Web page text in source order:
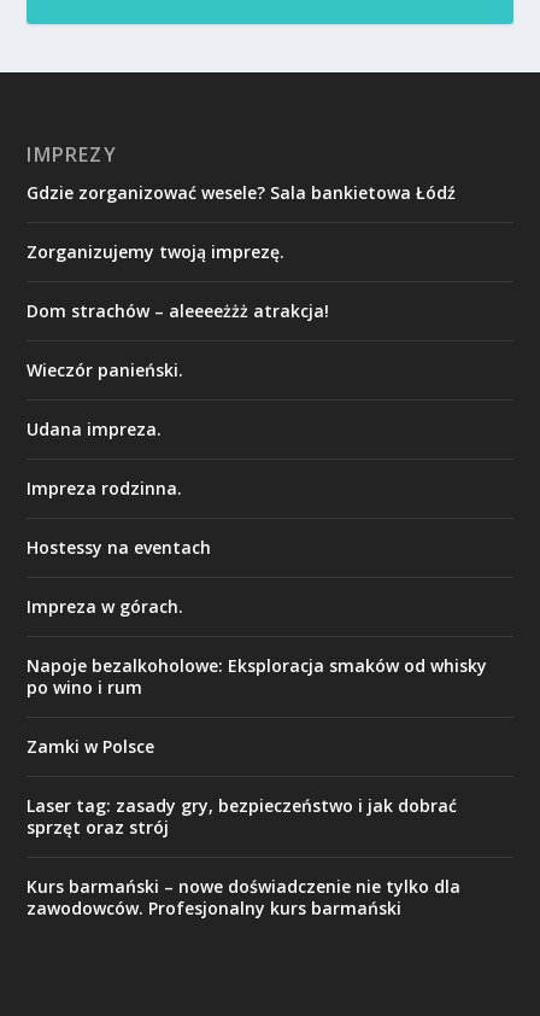
IMPREZY
Gdzie zorganizować wesele? Sala bankietowa Łódź
Zorganizujemy twoją imprezę.
Dom strachów – aleeeeżżż atrakcja!
Wieczór panieński.
Udana impreza.
Impreza rodzinna.
Hostessy na eventach
Impreza w górach.
Napoje bezalkoholowe: Eksploracja smaków od whisky
po wino i rum
Zamki w Polsce
Laser tag: zasady gry, bezpieczeństwo i jak dobrać
sprzęt oraz strój
Kurs barmański – nowe doświadczenie nie tylko dla
zawodowców. Profesjonalny kurs barmański